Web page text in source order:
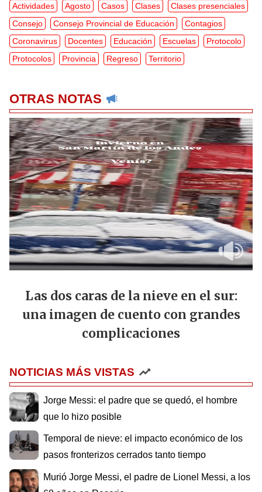
Actividades Agosto Casos Clases
Clases presenciales
Consejo
Consejo Provincial de Educación
Contagios
Coronavirus
Docentes Educación Escuelas
Protocolo
Protocolos
Provincia Regreso Territorio
OTRAS NOTAS
Las dos caras de la nieve en el sur:
una imagen de cuento con grandes
complicaciones
NOTICIAS MÁS VISTAS
Jorge Messi: el padre que se quedó, el hombre
que lo hizo posible
Temporal de nieve: el impacto económico de los
pasos fronterizos cerrados tanto tiempo
Murió Jorge Messi, el padre de Lionel Messi, a los